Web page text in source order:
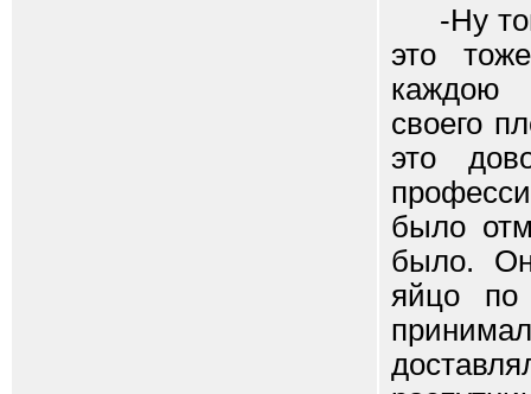
-Ну
это
каждою
своего
это
было
было.
яйцо по